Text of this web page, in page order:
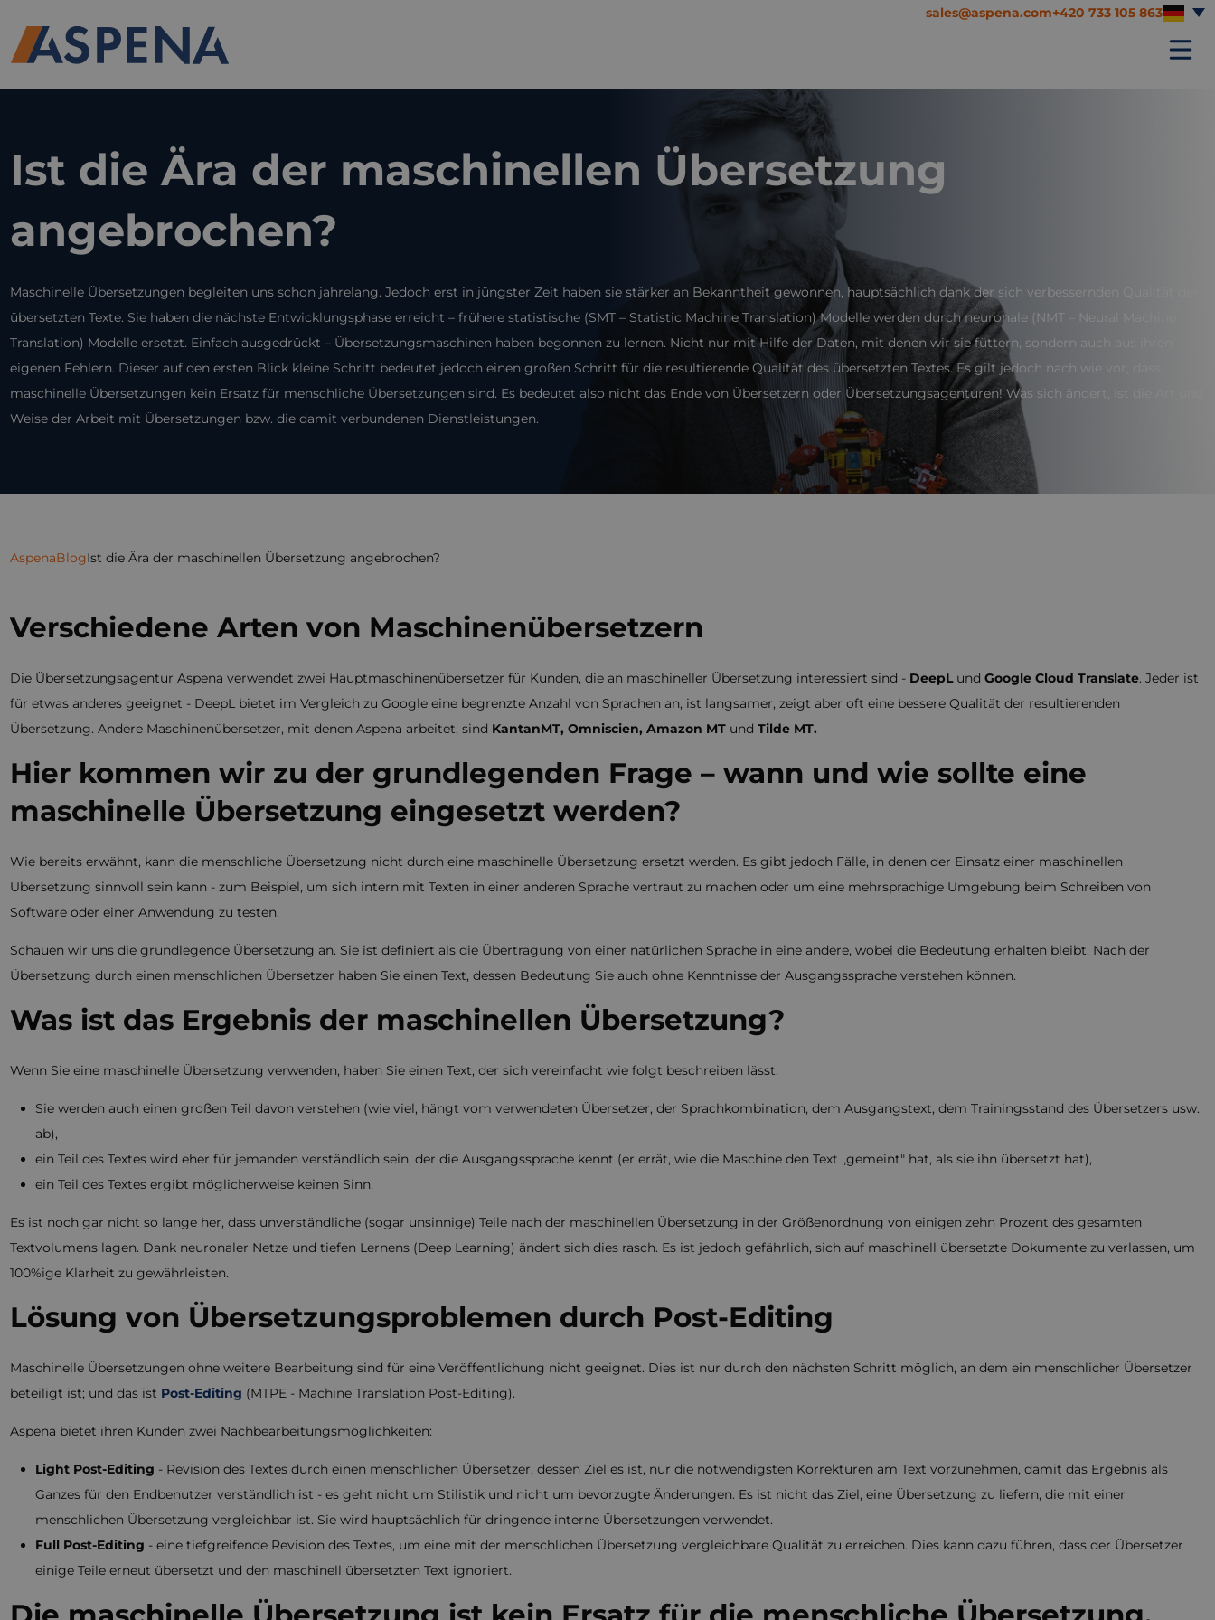
sales@aspena.com+420 733 105 863
Ist die Ära der maschinellen Übersetzung
angebrochen?
Maschinelle Übersetzungen begleiten uns schon jahrelang. Jedoch erst in jüngster Zeit haben sie stärker an Bekanntheit gewonnen, hauptsächlich dank der sich verbessernden Qualität der
übersetzten Texte. Sie haben die nächste Entwicklungsphase erreicht – frühere statistische (SMT – Statistic Machine Translation) Modelle werden durch neuronale (NMT – Neural Machine
Translation) Modelle ersetzt. Einfach ausgedrückt – Übersetzungsmaschinen haben begonnen zu lernen. Nicht nur mit Hilfe der Daten, mit denen wir sie füttern, sondern auch aus ihren
eigenen Fehlern. Dieser auf den ersten Blick kleine Schritt bedeutet jedoch einen großen Schritt für die resultierende Qualität des übersetzten Textes. Es gilt jedoch nach wie vor, dass
maschinelle Übersetzungen kein Ersatz für menschliche Übersetzungen sind. Es bedeutet also nicht das Ende von Übersetzern oder Übersetzungsagenturen! Was sich ändert, ist die Art und
Weise der Arbeit mit Übersetzungen bzw. die damit verbundenen Dienstleistungen.
AspenaBlogIst die Ära der maschinellen Übersetzung angebrochen?
Verschiedene Arten von Maschinenübersetzern
Die Übersetzungsagentur Aspena verwendet zwei Hauptmaschinenübersetzer für Kunden, die an maschineller Übersetzung interessiert sind - DeepL und Google Cloud Translate. Jeder ist
für etwas anderes geeignet - DeepL bietet im Vergleich zu Google eine begrenzte Anzahl von Sprachen an, ist langsamer, zeigt aber oft eine bessere Qualität der resultierenden
Übersetzung. Andere Maschinenübersetzer, mit denen Aspena arbeitet, sind KantanMT, Omniscien, Amazon MT und Tilde MT.
Hier kommen wir zu der grundlegenden Frage – wann und wie sollte eine
maschinelle Übersetzung eingesetzt werden?
Wie bereits erwähnt, kann die menschliche Übersetzung nicht durch eine maschinelle Übersetzung ersetzt werden. Es gibt jedoch Fälle, in denen der Einsatz einer maschinellen
Übersetzung sinnvoll sein kann - zum Beispiel, um sich intern mit Texten in einer anderen Sprache vertraut zu machen oder um eine mehrsprachige Umgebung beim Schreiben von
Software oder einer Anwendung zu testen.
Schauen wir uns die grundlegende Übersetzung an. Sie ist definiert als die Übertragung von einer natürlichen Sprache in eine andere, wobei die Bedeutung erhalten bleibt. Nach der
Übersetzung durch einen menschlichen Übersetzer haben Sie einen Text, dessen Bedeutung Sie auch ohne Kenntnisse der Ausgangssprache verstehen können.
Was ist das Ergebnis der maschinellen Übersetzung?
Wenn Sie eine maschinelle Übersetzung verwenden, haben Sie einen Text, der sich vereinfacht wie folgt beschreiben lässt:
Sie werden auch einen großen Teil davon verstehen (wie viel, hängt vom verwendeten Übersetzer, der Sprachkombination, dem Ausgangstext, dem Trainingsstand des Übersetzers usw.
ab),
ein Teil des Textes wird eher für jemanden verständlich sein, der die Ausgangssprache kennt (er errät, wie die Maschine den Text „gemeint" hat, als sie ihn übersetzt hat),
ein Teil des Textes ergibt möglicherweise keinen Sinn.
Es ist noch gar nicht so lange her, dass unverständliche (sogar unsinnige) Teile nach der maschinellen Übersetzung in der Größenordnung von einigen zehn Prozent des gesamten
Textvolumens lagen. Dank neuronaler Netze und tiefen Lernens (Deep Learning) ändert sich dies rasch. Es ist jedoch gefährlich, sich auf maschinell übersetzte Dokumente zu verlassen, um
100%ige Klarheit zu gewährleisten.
Lösung von Übersetzungsproblemen durch Post-Editing
Maschinelle Übersetzungen ohne weitere Bearbeitung sind für eine Veröffentlichung nicht geeignet. Dies ist nur durch den nächsten Schritt möglich, an dem ein menschlicher Übersetzer
beteiligt ist; und das ist Post-Editing (MTPE - Machine Translation Post-Editing).
Aspena bietet ihren Kunden zwei Nachbearbeitungsmöglichkeiten:
Light Post-Editing - Revision des Textes durch einen menschlichen Übersetzer, dessen Ziel es ist, nur die notwendigsten Korrekturen am Text vorzunehmen, damit das Ergebnis als
Ganzes für den Endbenutzer verständlich ist - es geht nicht um Stilistik und nicht um bevorzugte Änderungen. Es ist nicht das Ziel, eine Übersetzung zu liefern, die mit einer
menschlichen Übersetzung vergleichbar ist. Sie wird hauptsächlich für dringende interne Übersetzungen verwendet.
Full Post-Editing - eine tiefgreifende Revision des Textes, um eine mit der menschlichen Übersetzung vergleichbare Qualität zu erreichen. Dies kann dazu führen, dass der Übersetzer
einige Teile erneut übersetzt und den maschinell übersetzten Text ignoriert.